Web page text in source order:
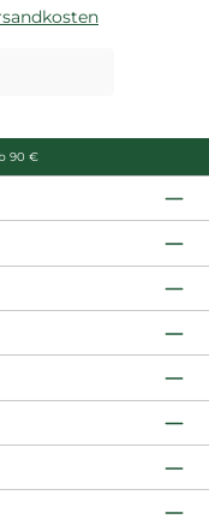
90 €